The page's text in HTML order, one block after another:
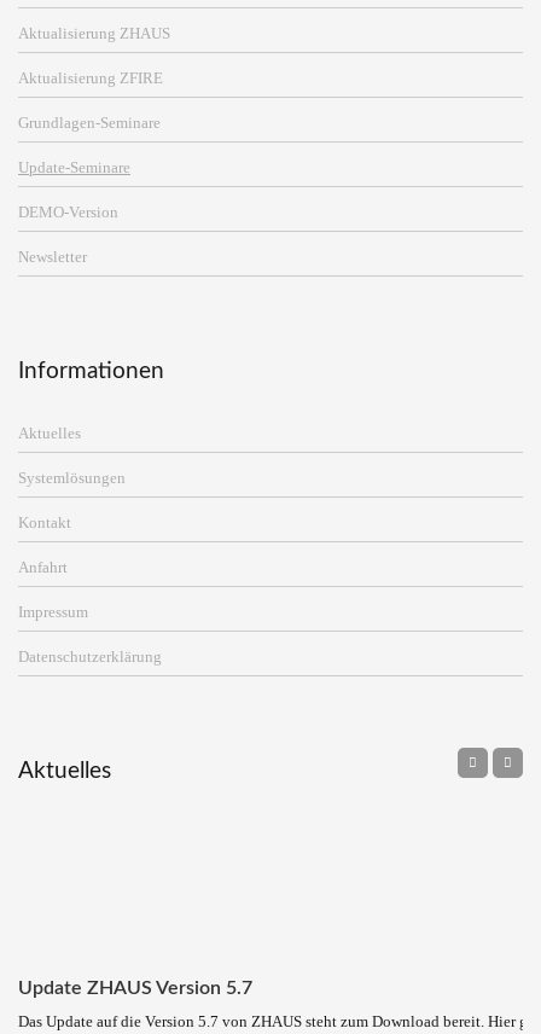
Aktualisierung ZHAUS
Aktualisierung ZFIRE
Grundlagen-Seminare
Update-Seminare
DEMO-Version
Newsletter
Informationen
Aktuelles
Systemlösungen
Kontakt
Anfahrt
Impressum
Datenschutzerklärung
Aktuelles
Update ZHAUS Version 5.7
Das Update auf die Version 5.7 von ZHAUS steht zum Download bereit. Hier